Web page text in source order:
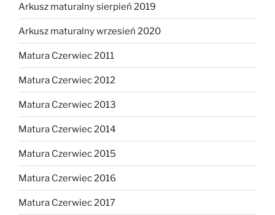
Arkusz maturalny sierpień 2019
Arkusz maturalny wrzesień 2020
Matura Czerwiec 2011
Matura Czerwiec 2012
Matura Czerwiec 2013
Matura Czerwiec 2014
Matura Czerwiec 2015
Matura Czerwiec 2016
Matura Czerwiec 2017